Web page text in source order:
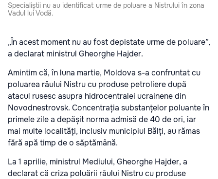
Specialiștii nu au identificat urme de poluare a Nistrului în zona
Vadul lui Vodă.
„În acest moment nu au fost depistate urme de poluare”,
a declarat ministrul Gheorghe Hajder.
Amintim că, în luna martie, Moldova s-a confruntat cu
poluarea râului Nistru cu produse petroliere după
atacul rusesc asupra hidrocentralei ucrainene din
Novodnestrovsk. Concentrația substanțelor poluante în
primele zile a depășit norma admisă de 40 de ori, iar
mai multe localități, inclusiv municipiul Bălți, au rămas
fără apă timp de o săptămână.
La 1 aprilie, ministrul Mediului, Gheorghe Hajder, a
declarat că criza poluării râului Nistru cu produse